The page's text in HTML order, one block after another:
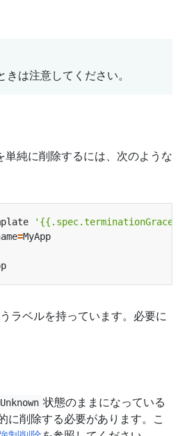
は注意してください。
純に削除するには、次のような
=
ラベルを持っています。必要に
Unknown 状態のままになっている
削除する必要があります。こ